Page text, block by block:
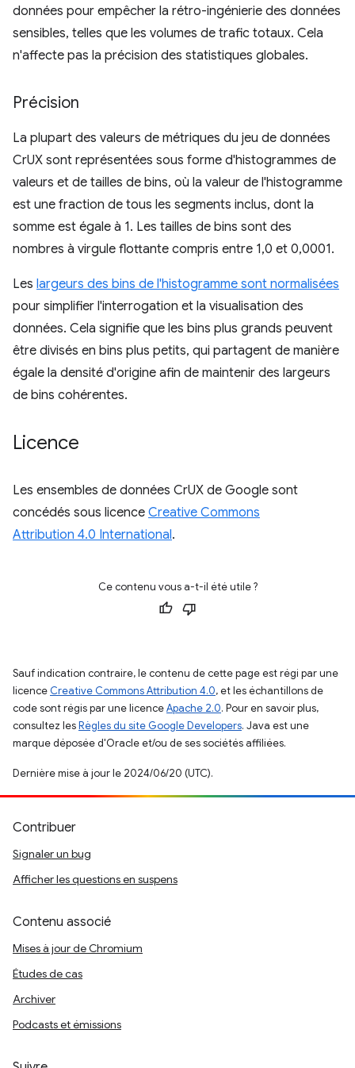
données pour empêcher la rétro-ingénierie des données
sensibles, telles que les volumes de trafic totaux. Cela
n'affecte pas la précision des statistiques globales.
Précision
La plupart des valeurs de métriques du jeu de données
CrUX sont représentées sous forme d'histogrammes de
valeurs et de tailles de bins, où la valeur de l'histogramme
est une fraction de tous les segments inclus, dont la
somme est égale à 1. Les tailles de bins sont des
nombres à virgule flottante compris entre 1,0 et 0,0001.
Les largeurs des bins de l'histogramme sont normalisées
pour simplifier l'interrogation et la visualisation des
données. Cela signifie que les bins plus grands peuvent
être divisés en bins plus petits, qui partagent de manière
égale la densité d'origine afin de maintenir des largeurs
de bins cohérentes.
Licence
Les ensembles de données CrUX de Google sont
concédés sous licence Creative Commons
Attribution 4.0 International.
Ce contenu vous a-t-il été utile ?
Sauf indication contraire, le contenu de cette page est régi par une
licence Creative Commons Attribution 4.0, et les échantillons de
code sont régis par une licenceApache 2.0. Pour en savoir plus,
consultez lesRègles du site Google Developers. Java est une
marque déposée d'Oracle et/ou de ses sociétés affiliées.
Dernière mise à jour le 2024/06/20 (UTC).
Contribuer
Signaler un bug
Afficher les questions en suspens
Contenu associé
Mises à jour de Chromium
Études de cas
Archiver
Podcasts et émissions